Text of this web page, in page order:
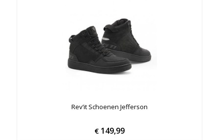
Rev’it Schoenen Jefferson
€149,99